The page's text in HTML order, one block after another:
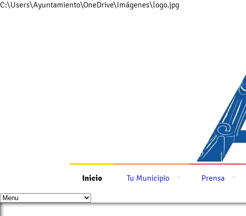
C:\Users\Ayuntamiento\OneDrive\Imágenes\logo.jpg
Inicio Tu Municipio Prensa